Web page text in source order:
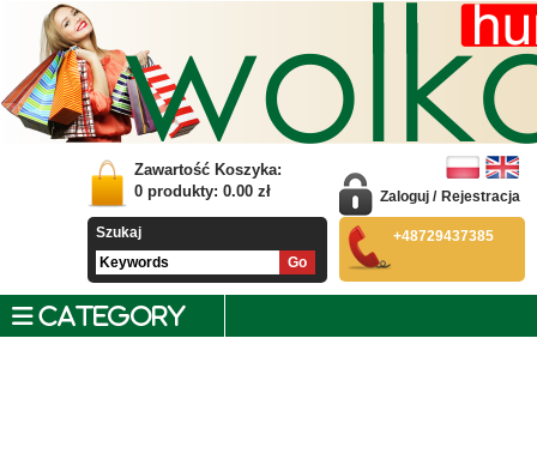
Zawartość Koszyka:
0 produkty: 0.00 zł
Szukaj
Zaloguj / Rejestracja
+48729437385
CATEGORY